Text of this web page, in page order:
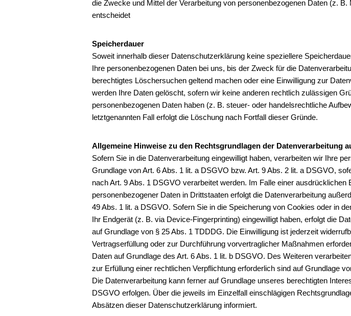
die Zwecke und Mittel der Verarbeitung von personenbezogenen Daten (z.
entscheidet
Speicherdauer
Soweit innerhalb dieser Datenschutzerklärung keine speziellere
Ihre personenbezogenen Daten bei uns, bis der Zweck für die
berechtigtes Löschersuchen geltend machen oder eine Einwilligung zur
werden Ihre Daten gelöscht, sofern wir keine anderen rechtlich zulässigen
personenbezogenen Daten haben (z. B. steuer- oder handelsrechtliche
letztgenannten Fall erfolgt die Löschung nach Fortfall dieser Gründe.
Allgemeine Hinweise zu den Rechtsgrundlagen der Datenverarbeitung
Sofern Sie in die Datenverarbeitung eingewilligt haben, verarbeiten wir Ihre
Grundlage von Art. 6 Abs. 1 lit. a DSGVO bzw. Art. 9 Abs. 2 lit. a DSGVO,
nach Art. 9 Abs. 1 DSGVO verarbeitet werden. Im Falle einer ausdrücklichen
personenbezogener Daten in Drittstaaten erfolgt die Datenverarbeitung
49 Abs. 1 lit. a DSGVO. Sofern Sie in die Speicherung von Cookies oder in
Ihr Endgerät (z. B. via Device-Fingerprinting) eingewilligt haben, erfolgt die
auf Grundlage von § 25 Abs. 1 TDDDG. Die Einwilligung ist jederzeit
Vertragserfüllung oder zur Durchführung vorvertraglicher Maßnahmen
Daten auf Grundlage des Art. 6 Abs. 1 lit. b DSGVO. Des Weiteren
zur Erfüllung einer rechtlichen Verpflichtung erforderlich sind auf Grundlage
Die Datenverarbeitung kann ferner auf Grundlage unseres berechtigten
DSGVO erfolgen. Über die jeweils im Einzelfall einschlägigen
Absätzen dieser Datenschutzerklärung informiert.